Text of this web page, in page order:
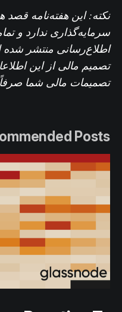
نکته: این هفته‌نامه قصد
سرمایه‌گذاری ندارد و
اطلاع‌رسانی منتشر
تصمیم مالی از این
تصمیمات مالی شما
Posts